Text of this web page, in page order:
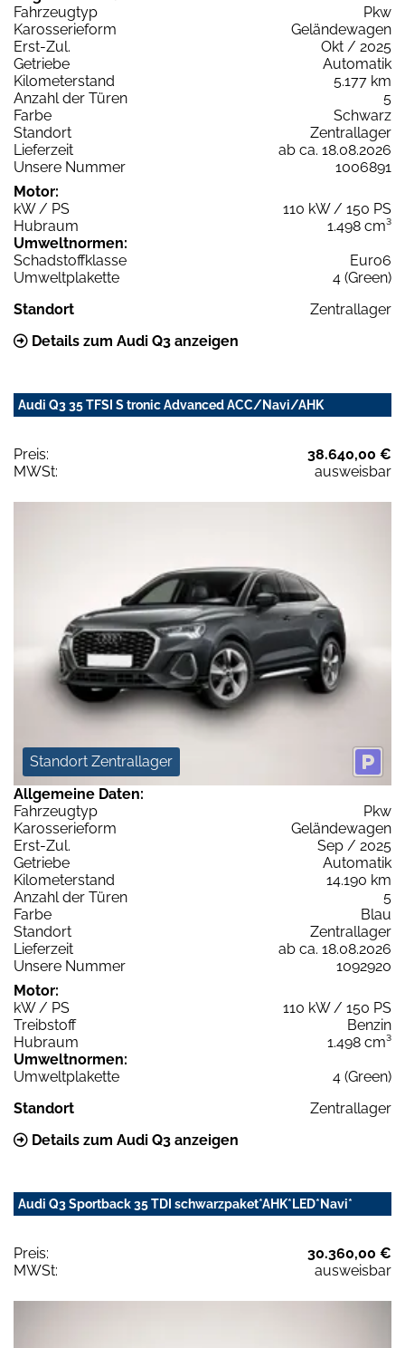
Fahrzeugtyp
Pkw
Karosserieform
Geländewagen
Erst-Zul.
Okt / 2025
Getriebe
Automatik
Kilometerstand
5.177 km
Anzahl der Türen
5
Farbe
Schwarz
Standort
Zentrallager
Lieferzeit
ab ca. 18.08.2026
Unsere Nummer
1006891
Motor:
kW / PS
110 kW / 150 PS
Hubraum
1.498 cm³
Umweltnormen:
Schadstoffklasse
Euro6
Umweltplakette
4 (Green)
Standort
Zentrallager
Details zum Audi Q3 anzeigen
Audi Q3 35 TFSI S tronic Advanced ACC/Navi/AHK
Preis:
38.640,00 €
MWSt:
ausweisbar
Standort Zentrallager
Allgemeine Daten:
Fahrzeugtyp
Pkw
Karosserieform
Geländewagen
Erst-Zul.
Sep / 2025
Getriebe
Automatik
Kilometerstand
14.190 km
Anzahl der Türen
5
Farbe
Blau
Standort
Zentrallager
Lieferzeit
ab ca. 18.08.2026
Unsere Nummer
1092920
Motor:
kW / PS
110 kW / 150 PS
Treibstoff
Benzin
Hubraum
1.498 cm³
Umweltnormen:
Umweltplakette
4 (Green)
Standort
Zentrallager
Details zum Audi Q3 anzeigen
Audi Q3 Sportback 35 TDI schwarzpaket*AHK*LED*Navi*
Preis:
30.360,00 €
MWSt:
ausweisbar